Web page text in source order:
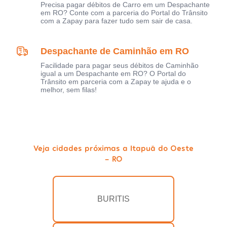
Precisa pagar débitos de Carro em um Despachante
em RO? Conte com a parceria do Portal do Trânsito
com a Zapay para fazer tudo sem sair de casa.
Despachante de Caminhão em RO
Facilidade para pagar seus débitos de Caminhão
igual a um Despachante em RO? O Portal do
Trânsito em parceria com a Zapay te ajuda e o
melhor, sem filas!
Veja cidades próximas a Itapuã do Oeste
- RO
BURITIS